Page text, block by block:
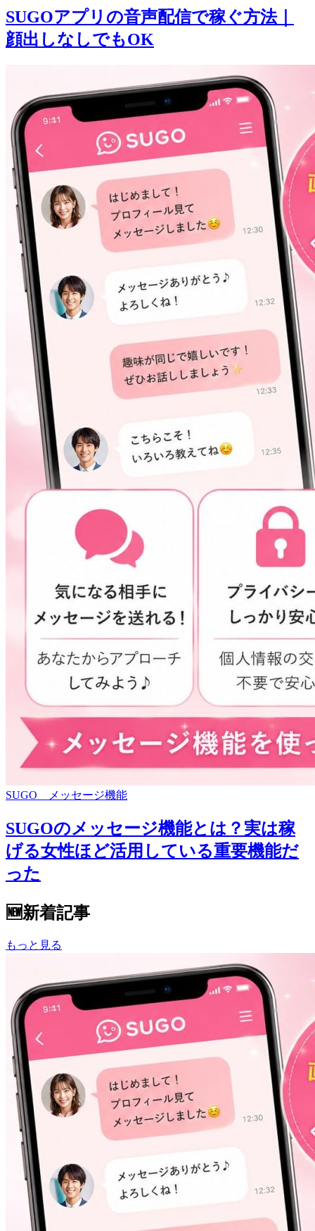
SUGOアプリの音声配信で稼ぐ方法｜
顔出しなしでもOK
SUGO メッセージ機能
SUGOのメッセージ機能とは？実は稼
げる女性ほど活用している重要機能だ
った
🆕新着記事
もっと見る